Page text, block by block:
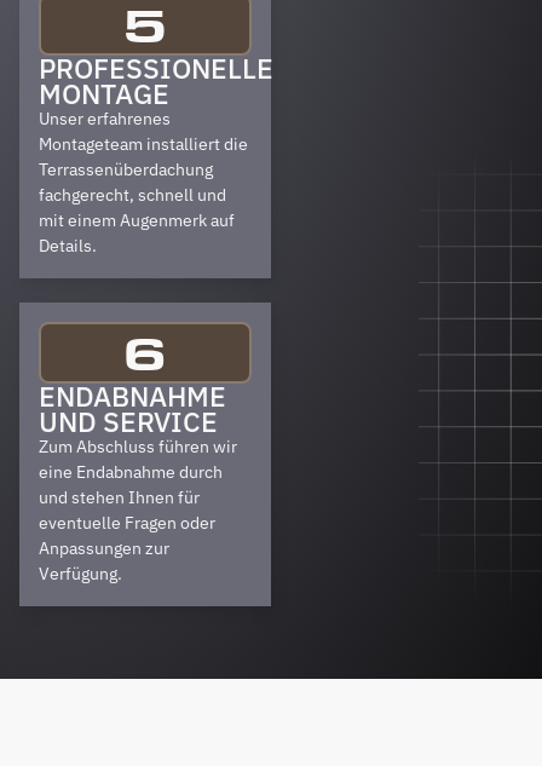
5
PROFESSIONELLE
MONTAGE
Unser erfahrenes
Montageteam installiert die
Terrassenüberdachung
fachgerecht, schnell und
mit einem Augenmerk auf
Details.
6
ENDABNAHME
UND SERVICE
Zum Abschluss führen wir
eine Endabnahme durch
und stehen Ihnen für
eventuelle Fragen oder
Anpassungen zur
Verfügung.